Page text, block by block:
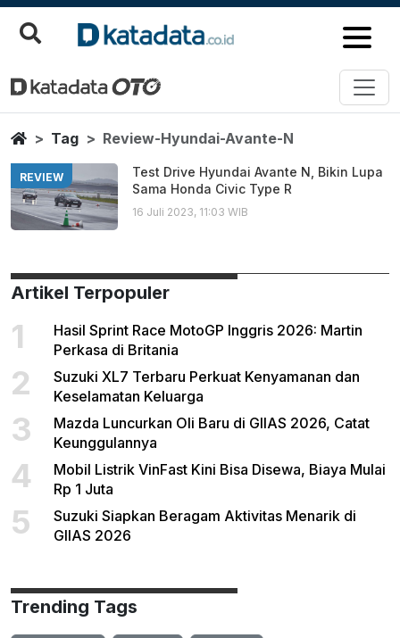
Review Hyundai Avante N
Berita Terbaru
HomeTag Review-Hyundai-Avante-N
REVIEW
Test Drive Hyundai Avante N, Bikin Lupa
Sama Honda Civic Type R
16 Juli 2023, 11:03 WIB
Artikel Terpopuler
1
Hasil Sprint Race MotoGP Inggris 2026: Martin
Perkasa di Britania
2
Suzuki XL7 Terbaru Perkuat Kenyamanan dan
Keselamatan Keluarga
3
Mazda Luncurkan Oli Baru di GIIAS 2026, Catat
Keunggulannya
4
Mobil Listrik VinFast Kini Bisa Disewa, Biaya Mulai
Rp 1 Juta
5
Suzuki Siapkan Beragam Aktivitas Menarik di
GIIAS 2026
Trending Tags